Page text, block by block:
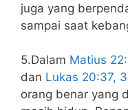
juga yang
sampai saat
5.Dalam Matius
dan Lukas 20:37,
orang benar yang